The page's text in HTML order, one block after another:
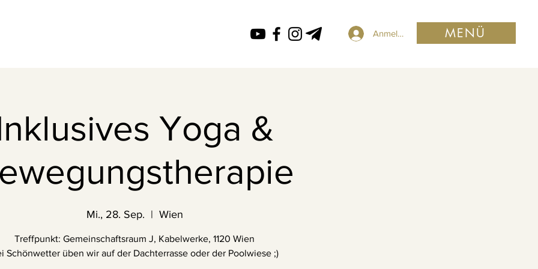
Anmelden MENÜ
Yoga &
Mi., 28. Sep.
  |
Wien
Treffpunkt: Gemeinschaftsraum J, Kabelwerke, 1120 Wien
Schönwetter üben wir auf der Dachterrasse oder der Poolwiese ;)